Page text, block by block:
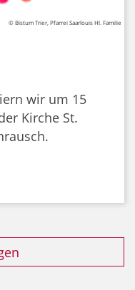
© Bistum Trier, Pfarrei Saarlouis Hl. Familie
wir um 15
Kirche St.